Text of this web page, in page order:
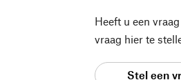
Heeft u een
vraag hier te
Stel een